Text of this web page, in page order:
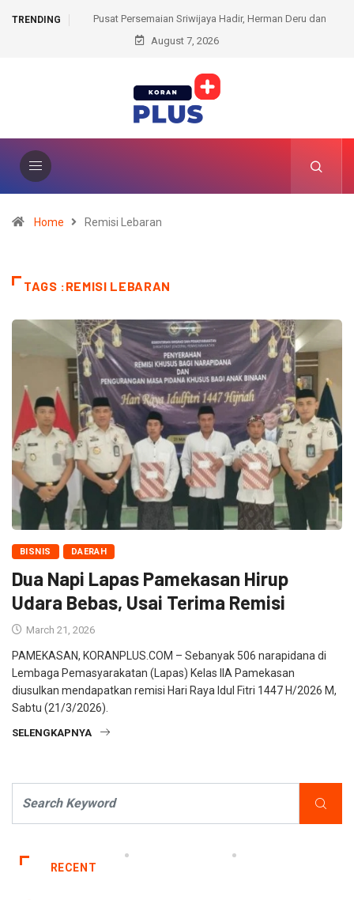
TRENDING
Hadir, Herman Deru dan
Kantah Prabumulih Ajak Camat dan Lurah
August 7, 2026
Home Remisi Lebaran
TAGS :REMISI LEBARAN
BISNIS DAERAH
Dua Napi Lapas Pamekasan Hirup
Udara Bebas, Usai Terima Remisi
March 21, 2026
PAMEKASAN, KORANPLUS.COM – Sebanyak 506 narapidana di
Lembaga Pemasyarakatan (Lapas) Kelas IIA Pamekasan
diusulkan mendapatkan remisi Hari Raya Idul Fitri 1447 H/2026 M,
Sabtu (21/3/2026).
SELENGKAPNYA
RECENT